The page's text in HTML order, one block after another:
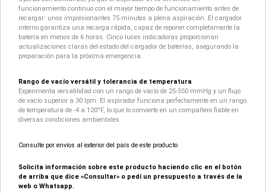
funcionamiento continuo con el mayor tiempo de funcionamiento antes de
recargar: unos impresionantes 75 minutos a plena aspiración. El cargador
interno garantiza una recarga rápida, capaz de reponer completamente la
batería en menos de 6 horas. Cinco luces indicadoras proporcionan
actualizaciones claras del estado del cargador de baterías, asegurando la
preparación para la próxima emergencia.
Rango de vacío versátil y tolerancia de temperatura
Experimenta versatilidad con un rango de vacío de 25-550 mmHg y un flujo
de vacío superior a 30 lpm. El aspirador funciona perfectamente en un rango
de temperatura de -4 a 120°F, lo que lo convierte en un compañero fiable en
diversas condiciones ambientales.
Consulte por envíos al exterior del país de este producto
Solicita información sobre este producto haciendo clic en el botón
de arriba que dice «Consultar» o pedí un presupuesto a través de la
web o Whatsapp.